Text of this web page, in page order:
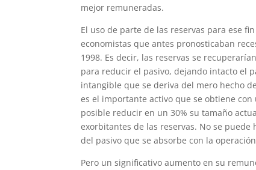
mejor remuneradas.
El uso de parte de las reservas para ese
economistas que antes pronosticaban
1998. Es decir, las reservas se
para reducir el pasivo, dejando intacto el
intangible que se deriva del mero hecho
es el importante activo que se obtiene con
posible reducir en un 30% su tamaño
exorbitantes de las reservas. No se
del pasivo que se absorbe con la
Pero un significativo aumento en su